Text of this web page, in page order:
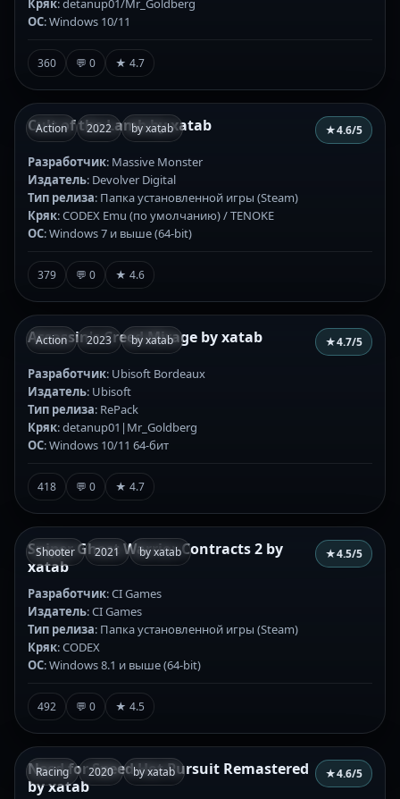
Кряк: detanup01/Mr_Goldberg
ОС: Windows 10/11
360 💬 0 ★ 4.7
Action 2022 by xatab
Cult of the Lamb by xatab ★4.6/5
Разработчик: Massive Monster
Издатель: Devolver Digital
Тип релиза: Папка установленной игры (Steam)
Кряк: CODEX Emu (по умолчанию) / TENOKE
ОС: Windows 7 и выше (64-bit)
379 💬 0 ★ 4.6
Action 2023 by xatab
Assassin's Creed Mirage by xatab ★4.7/5
Разработчик: Ubisoft Bordeaux
Издатель: Ubisoft
Тип релиза: RePack
Кряк: detanup01|Mr_Goldberg
ОС: Windows 10/11 64-бит
418 💬 0 ★ 4.7
Shooter 2021 by xatab
Sniper Ghost Warrior Contracts 2 by
xatab
★4.5/5
Разработчик: CI Games
Издатель: CI Games
Тип релиза: Папка установленной игры (Steam)
Кряк: CODEX
ОС: Windows 8.1 и выше (64-bit)
492 💬 0 ★ 4.5
Racing 2020 by xatab
Need for Speed Hot Pursuit Remastered
by xatab
★4.6/5